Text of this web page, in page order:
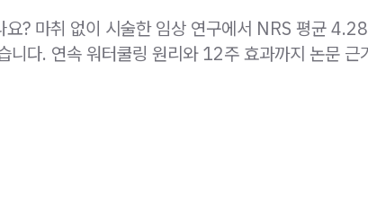
요? 마취 없이 시술한 임상 연구에서 NRS 평균
니다. 연속 워터쿨링 원리와 12주 효과까지 논문 근